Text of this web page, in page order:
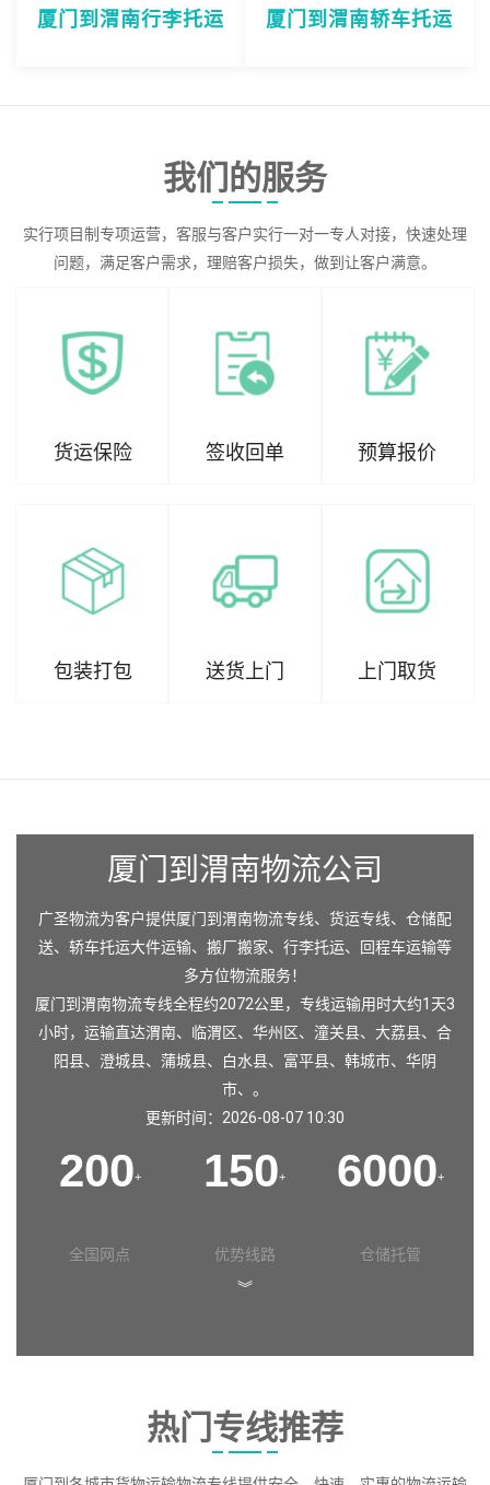
厦门到渭南行李托运 厦门到渭南轿车托运
我们的服务
实行项目制专项运营，客服与客户实行一对一专人对接，快速处理
问题，满足客户需求，理赔客户损失，做到让客户满意。
货运保险 签收回单 预算报价
包装打包 送货上门 上门取货
厦门到渭南物流公司
广圣物流为客户提供厦门到渭南物流专线、货运专线、仓储配
送、轿车托运大件运输、搬厂搬家、行李托运、回程车运输等
多方位物流服务！
厦门到渭南物流专线全程约2072公里，专线运输用时大约1天3
小时，运输直达渭南、 临渭区、 华州区、 潼关县、 大荔县、 合
阳县、 澄城县、 蒲城县、 白水县、 富平县、 韩城市、 华阴
市、。
更新时间：2026-08-07 10:30
200+
全国网点
150+
优势线路
6000+
仓储托管
︾
热门专线推荐